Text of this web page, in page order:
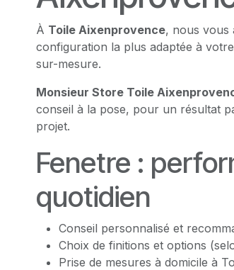
À Toile Aixenprovence, nous vous
configuration la plus adaptée à
sur-mesure.
Monsieur Store Toile
conseil à la pose, pour un résultat
projet.
Fenetre :
quotidien
Conseil personnalisé et
Choix de finitions et options
Prise de mesures à domicile à